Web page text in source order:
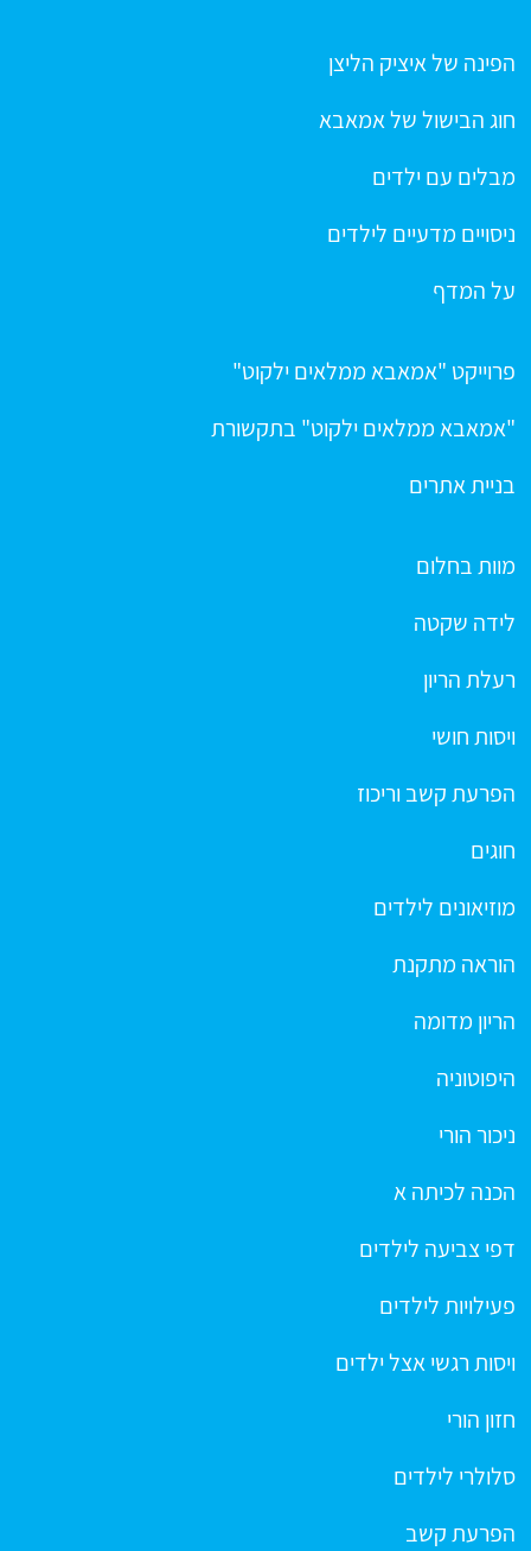
הפינה של איציק הליצן
חוג הבישול של אמאבא
מבלים עם ילדים
ניסויים מדעיים לילדים
על המדף
פרוייקט "אמאבא ממלאים ילקוט"
"אמאבא ממלאים ילקוט" בתקשורת
בניית אתרים
מוות בחלום
לידה שקטה
רעלת הריון
ויסות חושי
הפרעת קשב וריכוז
חוגים
מוזיאונים לילדים
הוראה מתקנת
הריון מדומה
היפוטוניה
ניכור הורי
הכנה לכיתה א
דפי צביעה לילדים
פעילויות לילדים
ויסות רגשי אצל ילדים
חזון הורי
סלולרי לילדים
הפרעת קשב